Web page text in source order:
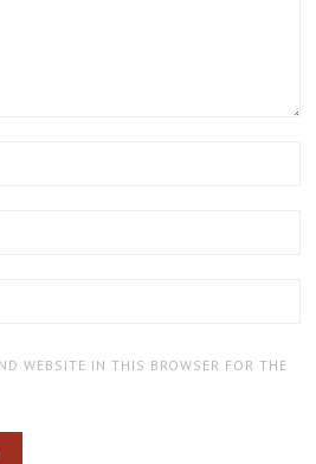
WEBSITE IN THIS BROWSER FOR THE